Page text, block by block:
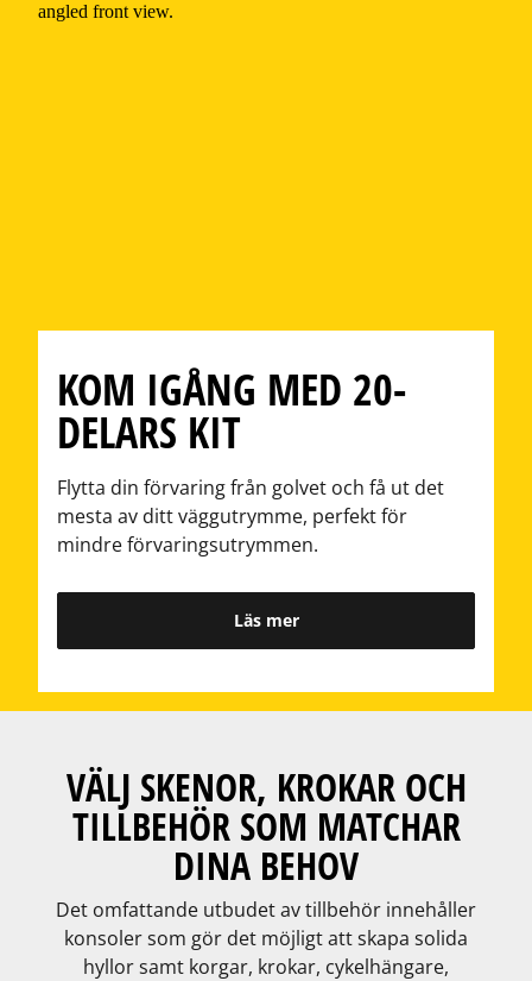
KOM IGÅNG MED 20-
DELARS KIT
Flytta din förvaring från golvet och få ut det
mesta av ditt väggutrymme, perfekt för
mindre förvaringsutrymmen.
Läs mer
VÄLJ SKENOR, KROKAR OCH
TILLBEHÖR SOM MATCHAR
DINA BEHOV
Det omfattande utbudet av tillbehör innehåller
konsoler som gör det möjligt att skapa solida
hyllor samt korgar, krokar, cykelhängare,